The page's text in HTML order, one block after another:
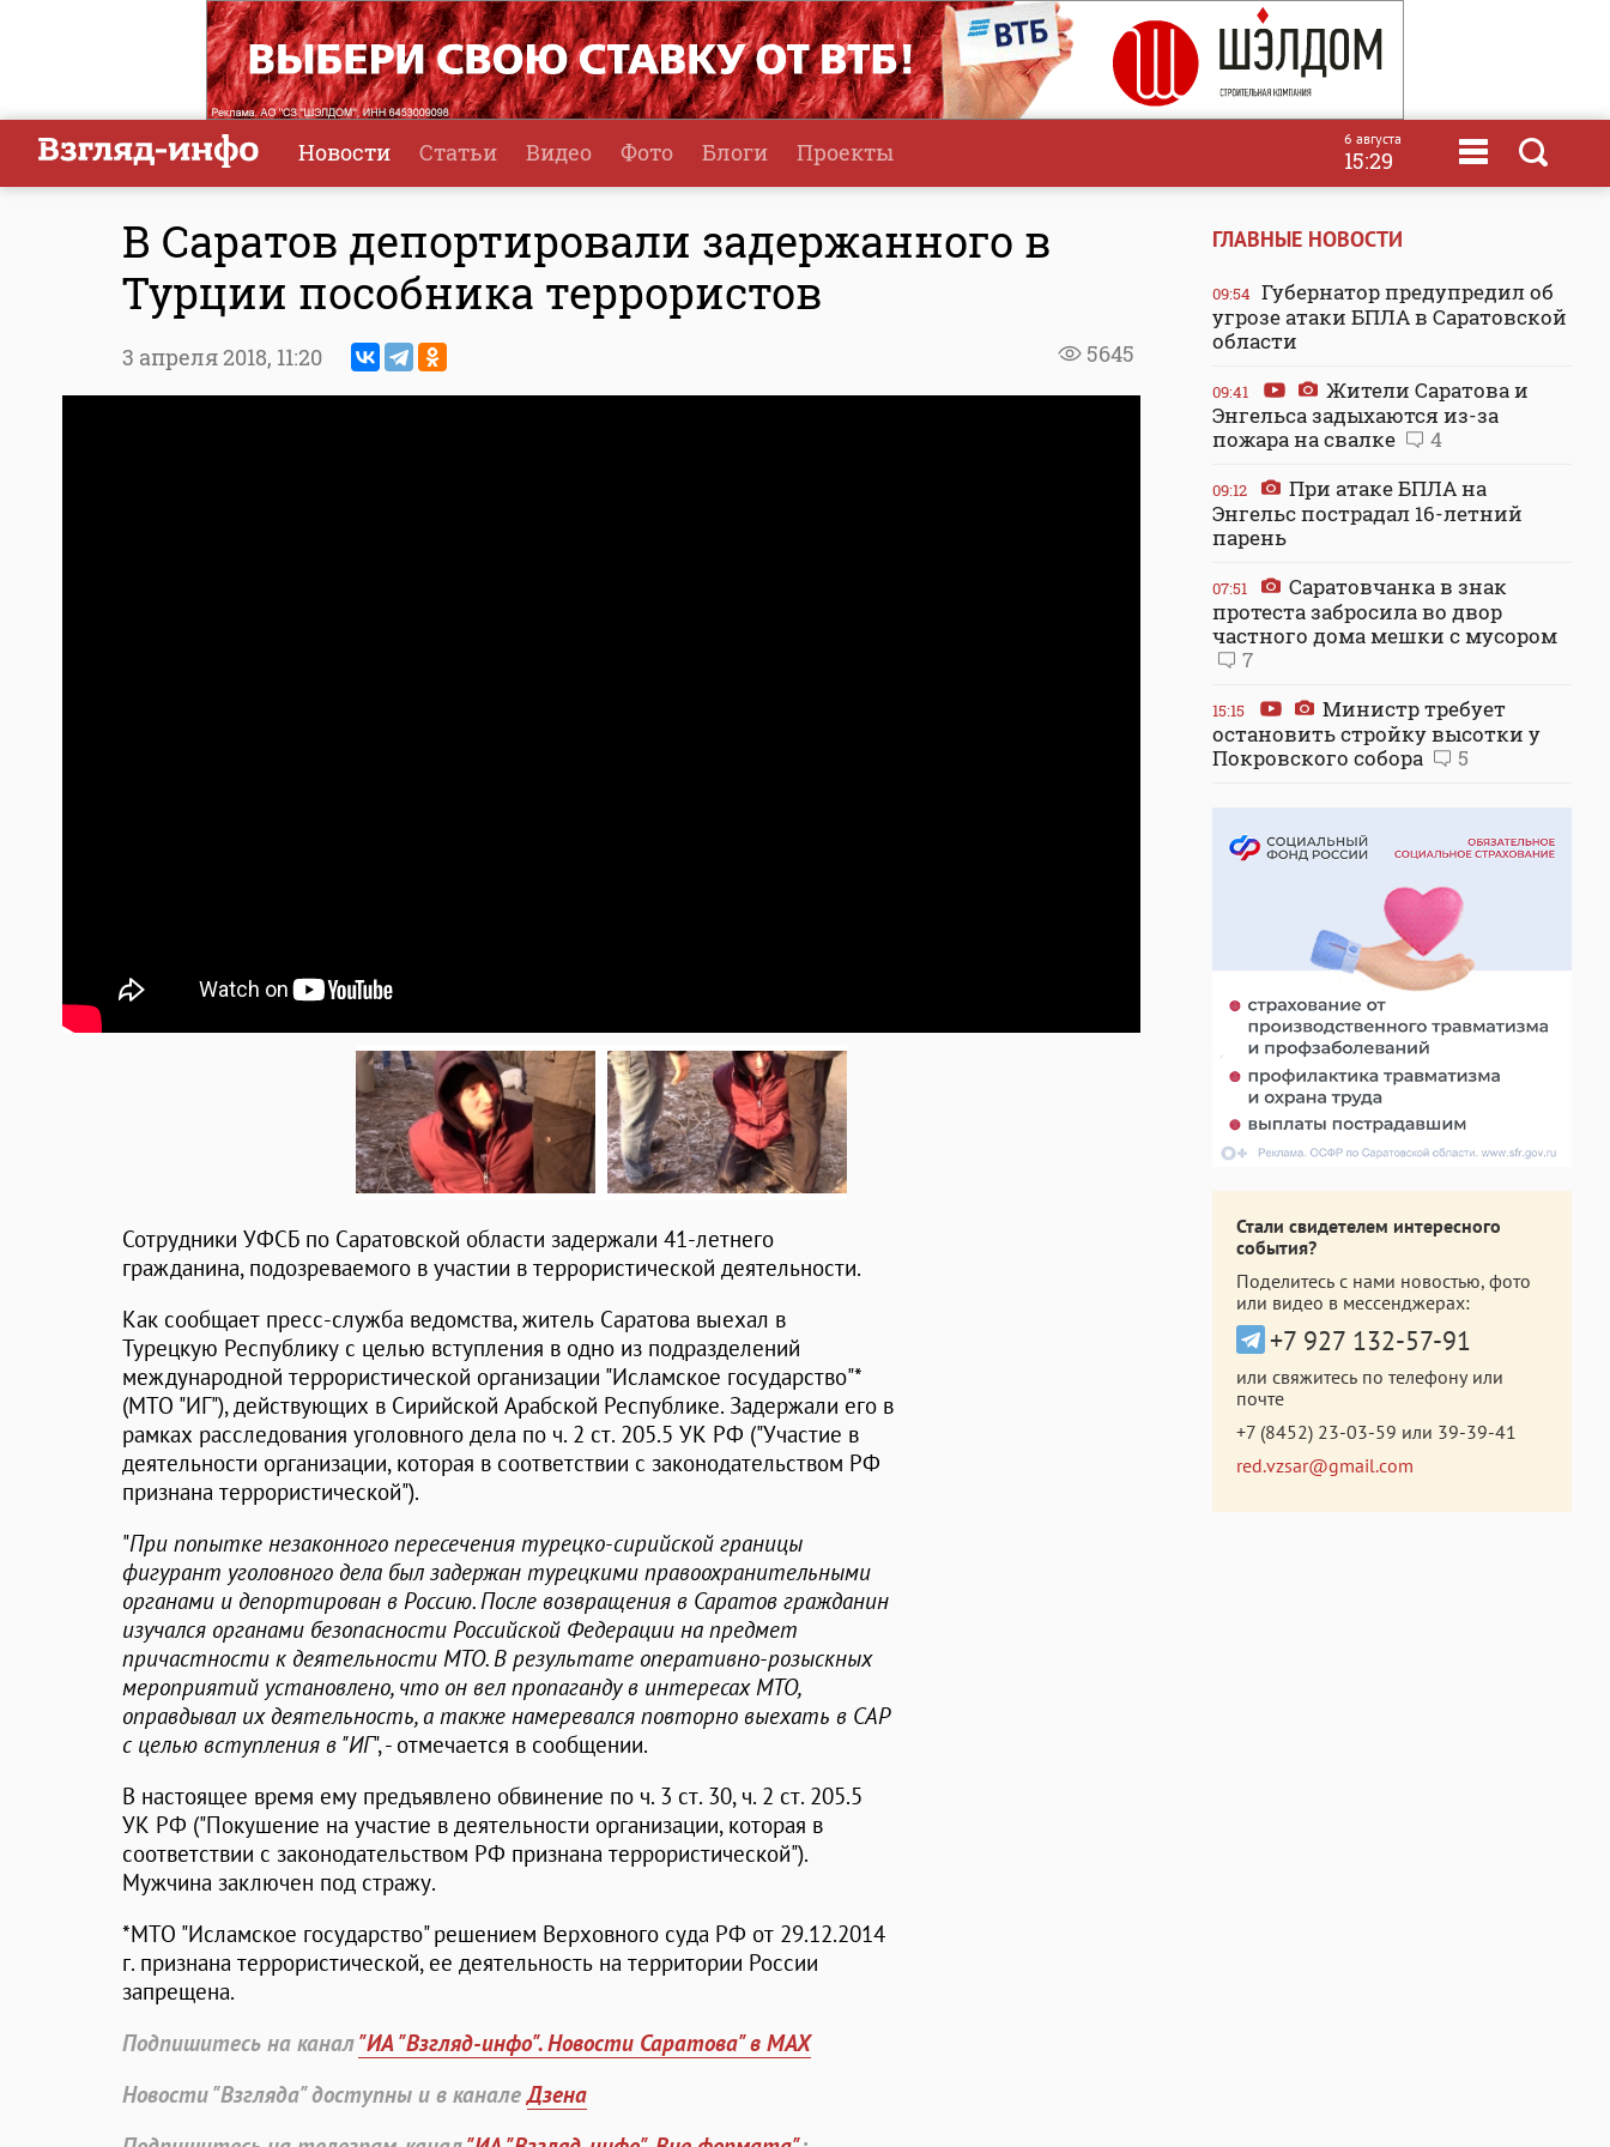
Новости Статьи Видео Фото Блоги Проекты 6 августа
15:29
В Саратов депортировали задержанного в
Турции пособника террористов
5645
3 апреля 2018, 11:20
Сотрудники УФСБ по Саратовской области задержали 41-летнего
гражданина, подозреваемого в участии в террористической деятельности.
Как сообщает пресс-служба ведомства, житель Саратова выехал в
Турецкую Республику с целью вступления в одно из подразделений
международной террористической организации "Исламское государство"*
(МТО "ИГ"), действующих в Сирийской Арабской Республике. Задержали его в
рамках расследования уголовного дела по ч. 2 ст. 205.5 УК РФ ("Участие в
деятельности организации, которая в соответствии с законодательством РФ
признана террористической").
"При попытке незаконного пересечения турецко-сирийской границы
фигурант уголовного дела был задержан турецкими правоохранительными
органами и депортирован в Россию. После возвращения в Саратов гражданин
изучался органами безопасности Российской Федерации на предмет
причастности к деятельности МТО. В результате оперативно-розыскных
мероприятий установлено, что он вел пропаганду в интересах МТО,
оправдывал их деятельность, а также намеревался повторно выехать в САР
с целью вступления в "ИГ", - отмечается в сообщении.
В настоящее время ему предъявлено обвинение по ч. 3 ст. 30, ч. 2 ст. 205.5
УК РФ ("Покушение на участие в деятельности организации, которая в
соответствии с законодательством РФ признана террористической").
Мужчина заключен под стражу.
*МТО "Исламское государство" решением Верховного суда РФ от 29.12.2014
г. признана террористической, ее деятельность на территории России
запрещена.
Подпишитесь на канал"ИА "Взгляд-инфо". Новости Саратова" в MAX
Новости "Взгляда" доступны и в каналеДзена
ГЛАВНЫЕ НОВОСТИ
09:54 Губернатор предупредил об
угрозе атаки БПЛА в Саратовской
области
09:41
Жители Саратова и
Энгельса задыхаются из-за
пожара на свалке
4
09:12
При атаке БПЛА на
Энгельс пострадал 16-летний
парень
07:51
Саратовчанка в знак
протеста забросила во двор
частного дома мешки с мусором
7
15:15
Министр требует
остановить стройку высотки у
Покровского собора
5
Стали свидетелем интересного
события?
Поделитесь с нами новостью, фото
или видео в мессенджерах:
+7 927 132-57-91
или свяжитесь по телефону или
почте
+7 (8452) 23-03-59 или 39-39-41
red.vzsar@gmail.com